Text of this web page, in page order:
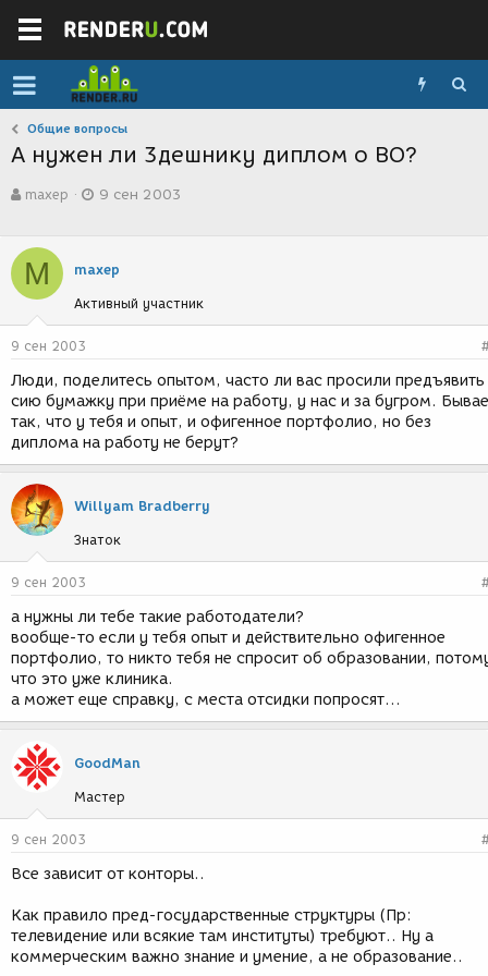
Общие вопросы
А нужен ли 3дешнику диплом о ВО?
в
р
т
е
maxep
а
о
з
и
я
9 сен 2003
M maxep
Активный участник
9 сен 2003
Люди, поделитесь опытом, часто ли вас просили предъявить
сию бумажку при приёме на работу, у нас и за бугром.
так, что у тебя и опыт, и офигенное портфолио, но без
диплома на работу не берут?
Willyam Bradberry
Знаток
9 сен 2003
а нужны ли тебе такие работодатели?
вообще-то если у тебя опыт и действительно офигенное
портфолио, то никто тебя не спросит об образовании,
что это уже клиника.
а может еще справку, с места отсидки попросят...
GoodMan
Мастер
9 сен 2003
Все зависит от конторы..
Как правило пред-государственные структуры (Пр:
телевидение или всякие там институты) требуют.. Ну а
коммерческим важно знание и умение, а не образование..